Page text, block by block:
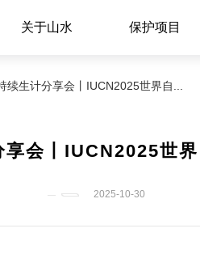
关于山水 保护项目
续生计分享会丨IUCN2025世界自...
会丨IUCN2025世
2025-10-30